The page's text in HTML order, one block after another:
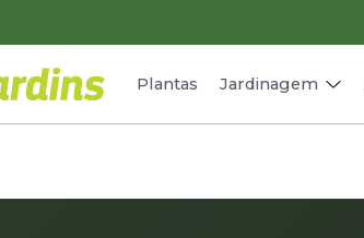
Plantas Jardinagem